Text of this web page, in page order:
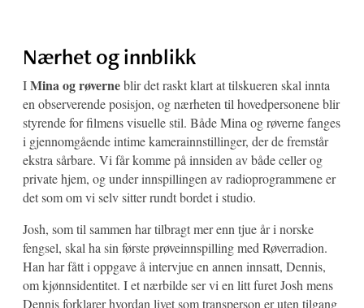
Nærhet og innblikk
IMina og røverneblir det raskt klart at tilskueren skal innta
en observerende posisjon, og nærheten til hovedpersonene blir
styrende for filmens visuelle stil. Både Mina og røverne fanges
i gjennomgående intime kamerainnstillinger, der de fremstår
ekstra sårbare. Vi får komme på innsiden av både celler og
private hjem, og under innspillingen av radioprogrammene er
det som om vi selv sitter rundt bordet i studio.
Josh, som til sammen har tilbragt mer enn tjue år i norske
fengsel, skal ha sin første prøveinnspilling med Røverradion.
Han har fått i oppgave å intervjue en annen innsatt, Dennis,
om kjønnsidentitet. I et nærbilde ser vi en litt furet Josh mens
Dennis forklarer hvordan livet som transperson er uten tilgang